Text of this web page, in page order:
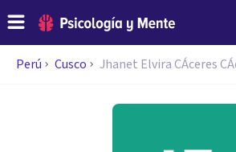
Perú Cusco Jhanet Elvira CÁceres